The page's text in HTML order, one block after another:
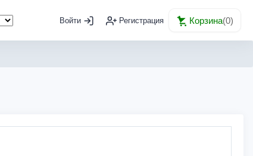
Войти Регистрация Корзина(0)